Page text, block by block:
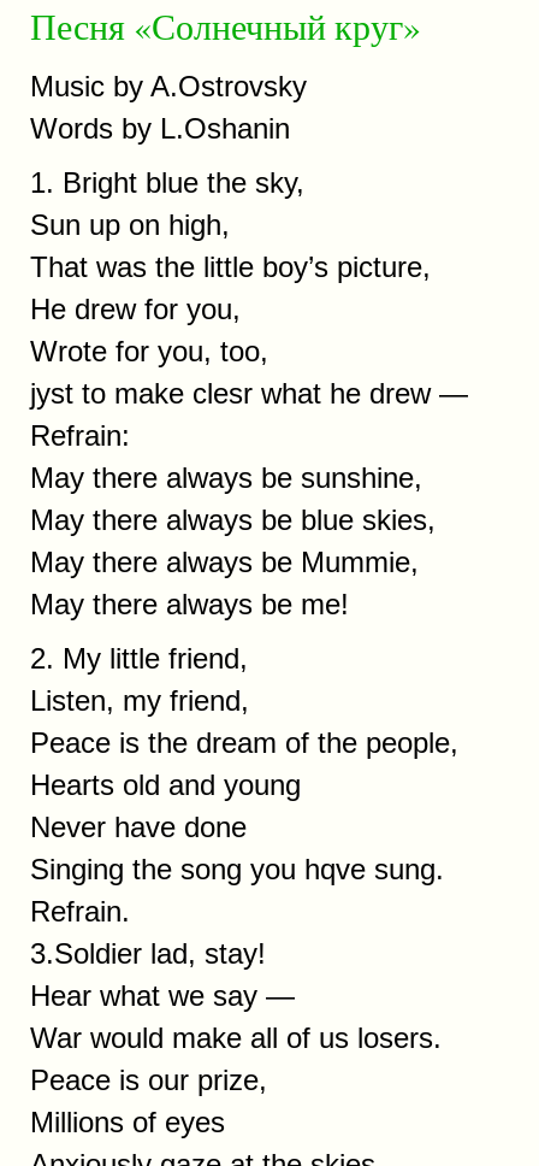
Песня «Солнечный круг»
Music by A.Ostrovsky
Words by L.Oshanin
1. Bright blue the sky,
Sun up on high,
That was the little boy’s picture,
He drew for you,
Wrote for you, too,
jуst to make clesr what he drew —
Refrain:
May there always be sunshine,
May there always be blue skies,
May there always be Mummie,
May there always be me!
2. My little friend,
Listen, my friend,
Peace is the dream of the people,
Hearts old and young
Never have done
Singing the song you hqve sung.
Refrain.
3.Soldier lad, stay!
Hear what we say —
War would make all of us losers.
Peace is our prize,
Millions of eyes